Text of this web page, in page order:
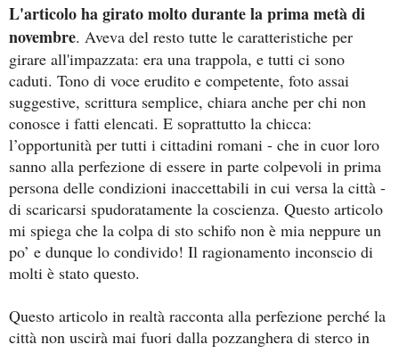
L'articolo ha girato molto durante la prima metà di
novembre. Aveva del resto tutte le caratteristiche per
girare all'impazzata: era una trappola, e tutti ci sono
caduti. Tono di voce erudito e competente, foto assai
suggestive, scrittura semplice, chiara anche per chi non
conosce i fatti elencati. E soprattutto la chicca:
l’opportunità per tutti i cittadini romani - che in cuor loro
sanno alla perfezione di essere in parte colpevoli in prima
persona delle condizioni inaccettabili in cui versa la città -
di scaricarsi spudoratamente la coscienza. Questo articolo
mi spiega che la colpa di sto schifo non è mia neppure un
po’ e dunque lo condivido! Il ragionamento inconscio di
molti è stato questo.
Questo articolo in realtà racconta alla perfezione perché la
città non uscirà mai fuori dalla pozzanghera di sterco in